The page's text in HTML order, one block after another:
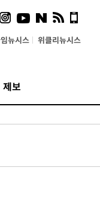
뉴시스 위클리뉴시스
제보
국토부·LH에 충실히
것"